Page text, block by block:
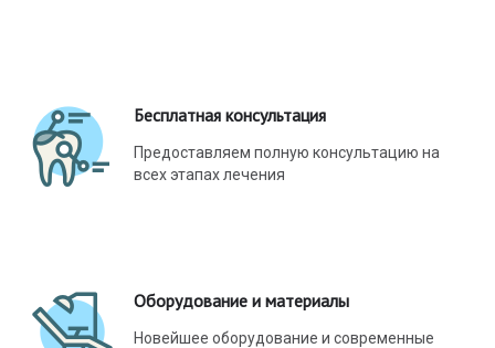
Бесплатная консультация
Предоставляем полную консультацию на
всех этапах лечения
Оборудование и материалы
Новейшее оборудование и современные